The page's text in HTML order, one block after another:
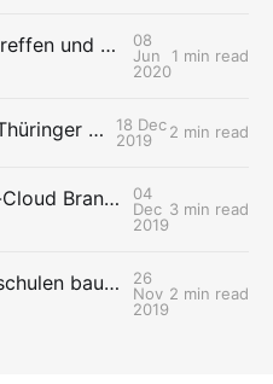
Digitales Netzwerktreffen und erster Community Call der Schul-Cloud Brandenburg-Pilotschulen
08
Jun
2020
1 min read
Startschuss für die Thüringer Schulcloud
18 Dec
2019
2 min read
Wie kann die Schul-Cloud Brandenburg die Ausbildungsbedingungen an Oberstufenzentren verbessern?
04
Dec
2019
3 min read
Brandenburgs Pilotschulen bauen ihre Erfahrungen mit der Schul-Cloud Brandenburg aus
26
Nov
2019
2 min read